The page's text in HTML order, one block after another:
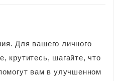
Для вашего личного
крутитесь, шагайте, что
вам в улучшенном